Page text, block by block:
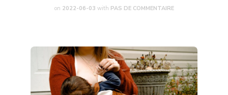
on 2022-06-03 with PAS DE COMMENTAIRE